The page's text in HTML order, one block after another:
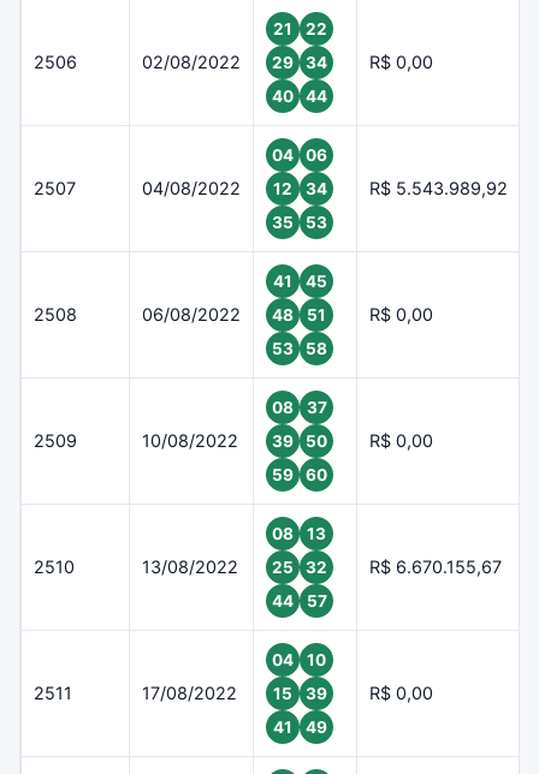
2506 02/08/2022
21
22
29
34
40
44
R$ 0,00
2507 04/08/2022
04
06
12
34
35
53
R$ 5.543.989,92
2508 06/08/2022
41
45
48
51
53
58
R$ 0,00
2509 10/08/2022
08
37
39
50
59
60
R$ 0,00
2510 13/08/2022
08
13
25
32
44
57
R$ 6.670.155,67
2511 17/08/2022
04
10
15
39
41
49
R$ 0,00